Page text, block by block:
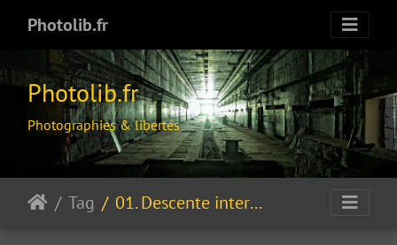
Photolib.fr
Photolib.fr
Photographies & libertés
Tag 01. Descente interdite